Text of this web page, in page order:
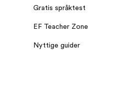
Gratis språktest
EF Teacher Zone
Nyttige guider